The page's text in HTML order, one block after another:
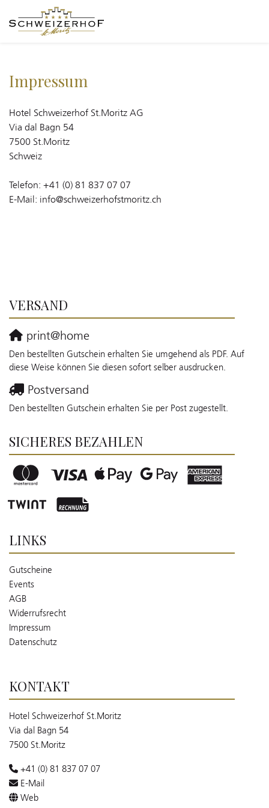
Impressum
Hotel Schweizerhof St.Moritz AG
Via dal Bagn 54
7500 St.Moritz
Schweiz
Telefon: +41 (0) 81 837 07 07
E-Mail: info@schweizerhofstmoritz.ch
VERSAND
print@home
Den bestellten Gutschein erhalten Sie umgehend als PDF. Auf
diese Weise können Sie diesen sofort selber ausdrucken.
Postversand
Den bestellten Gutschein erhalten Sie per Post zugestellt.
SICHERES BEZAHLEN
LINKS
Gutscheine
Events
AGB
Widerrufsrecht
Impressum
Datenschutz
KONTAKT
Hotel Schweizerhof St.Moritz
Via dal Bagn 54
7500 St.Moritz
+41 (0) 81 837 07 07
E-Mail
Web